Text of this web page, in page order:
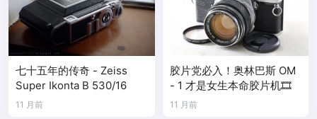
七十五年的传奇 - Zeiss
Super Ikonta B 530/16
11 月前
胶片党必入！奥林巴斯 OM
- 1 才是女生本命胶片机🎞️
11 月前